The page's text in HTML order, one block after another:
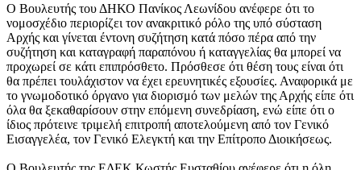
Ο Βουλευτής του ΔΗΚΟ Πανίκος Λεωνίδου ανέφερε ότι το
νομοσχέδιο περιορίζει τον ανακριτικό ρόλο της υπό σύσταση
Αρχής και γίνεται έντονη συζήτηση κατά πόσο πέρα από την
συζήτηση και καταγραφή παραπόνου ή καταγγελίας θα μπορεί να
προχωρεί σε κάτι επιπρόσθετο. Πρόσθεσε ότι θέση τους είναι ότι
θα πρέπει τουλάχιστον να έχει ερευνητικές εξουσίες. Αναφορικά με
το γνωμοδοτικό όργανο για διορισμό των μελών της Αρχής είπε ότι
όλα θα ξεκαθαρίσουν στην επόμενη συνεδρίαση, ενώ είπε ότι ο
ίδιος πρότεινε τριμελή επιτροπή αποτελούμενη από τον Γενικό
Εισαγγελέα, τον Γενικό Ελεγκτή και την Επίτροπο Διοικήσεως.